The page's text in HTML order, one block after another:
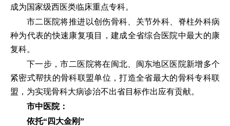
成为国家级西医类临床重点专科。
市二医院将推进以创伤骨科、关节外科、脊柱外科病
种为代表的快速康复项目，建成全省综合医院中最大的康
复科。
下一步，市二医院将在闽北、闽东地区医院新增多个
紧密式帮扶的骨科联盟单位，打造全省最大的骨科专科联
盟，为实现骨科大病诊治不出省目标作出应有贡献。
市中医院：
依托“四大金刚”